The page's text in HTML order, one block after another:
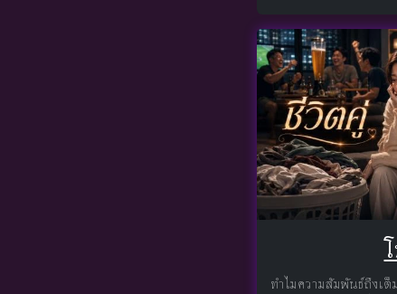
ทำไมความสัมพันธ์ถึงเ